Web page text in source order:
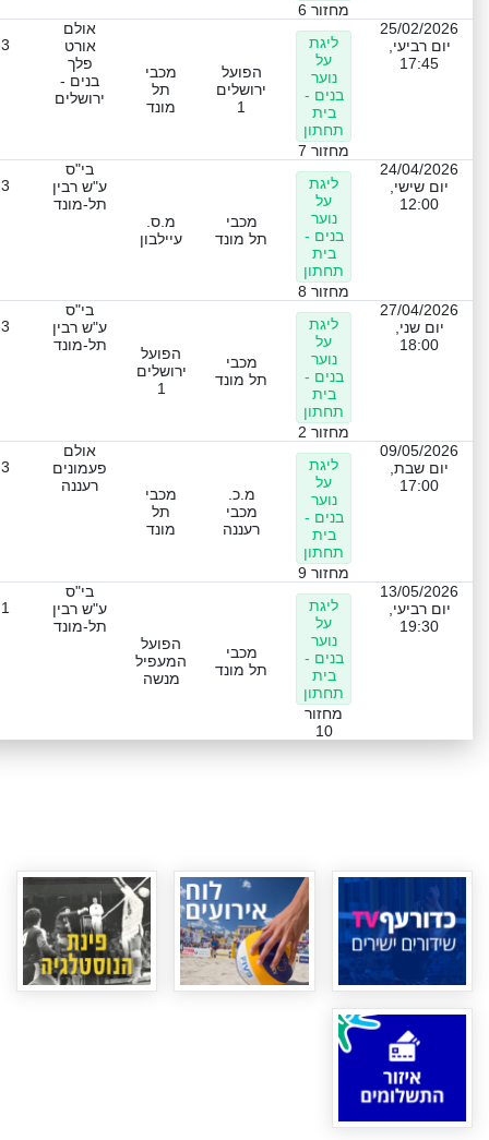
מחזור 6
25/02/2026
יום רביעי,
17:45
ליגת
על
נוער
בנים -
בית
תחתון
מחזור 7
הפועל
ירושלים
1
מכבי
תל
מונד
אולם
אורט
פלך
בנים -
ירושלים
24/04/2026
יום שישי,
12:00
ליגת
על
נוער
בנים -
בית
תחתון
מחזור 8
מכבי
תל מונד
מ.ס.
עיילבון
בי"ס
ע"ש רבין
תל-מונד
27/04/2026
יום שני,
18:00
ליגת
על
נוער
בנים -
בית
תחתון
מחזור 2
מכבי
תל מונד
הפועל
ירושלים
1
בי"ס
ע"ש רבין
תל-מונד
09/05/2026
יום שבת,
17:00
ליגת
על
נוער
בנים -
בית
תחתון
מחזור 9
מ.כ.
מכבי
רעננה
מכבי
תל
מונד
אולם
פעמונים
רעננה
13/05/2026
יום רביעי,
19:30
ליגת
על
נוער
בנים -
בית
תחתון
מחזור
10
מכבי
תל מונד
הפועל
המעפיל
מנשה
בי"ס
ע"ש רבין
תל-מונד